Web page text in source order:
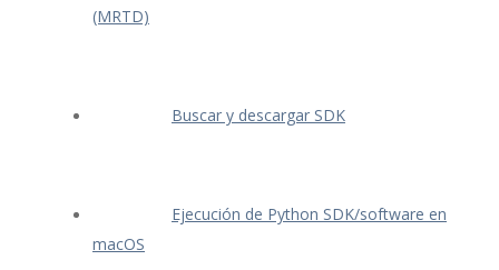
(MRTD)
Buscar y descargar SDK
Ejecución de Python SDK/software en
macOS